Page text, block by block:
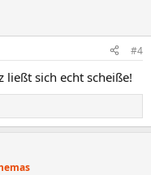
#4
ließt sich echt scheiße!